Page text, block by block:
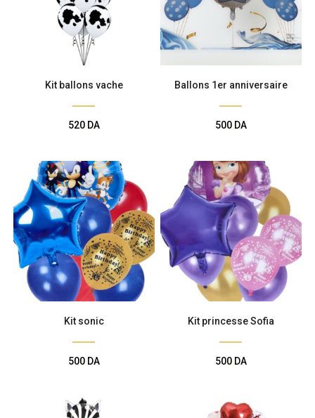
Kit ballons vache
520 DA
Ballons 1er anniversaire
500 DA
Kit sonic
500 DA
Kit princesse Sofia
500 DA